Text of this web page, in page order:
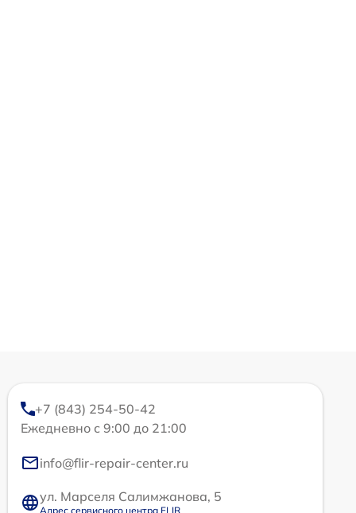
+7 (843) 254-50-42
Ежедневно с 9:00 до 21:00
info@flir-repair-center.ru
ул. Марселя Салимжанова, 5
Адрес сервисного центра FLIR